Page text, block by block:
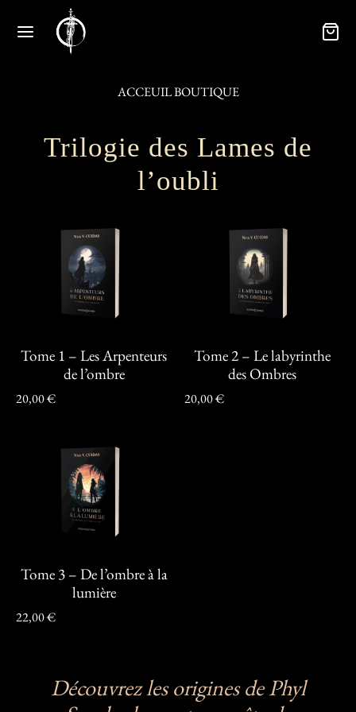
ACCEUIL BOUTIQUE
Trilogie des Lames de
l’oubli
Tome 1 – Les Arpenteurs
de l’ombre
20,00€
Tome 2 – Le labyrinthe
des Ombres
20,00€
Tome 3 – De l’ombre à la
lumière
22,00€
Découvrez les origines de Phyl